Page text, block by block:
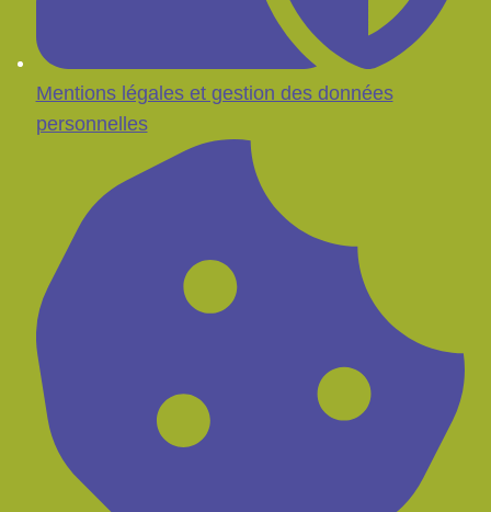
Mentions légales et gestion des données
personnelles